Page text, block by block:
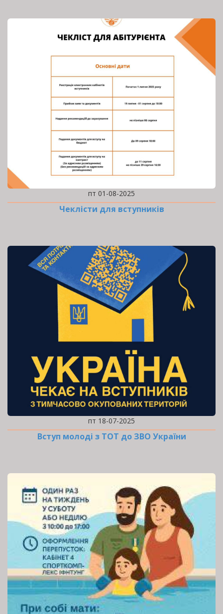
пт 01-08-2025
Чеклісти для вступників
пт 18-07-2025
Вступ молоді з ТОТ до ЗВО України